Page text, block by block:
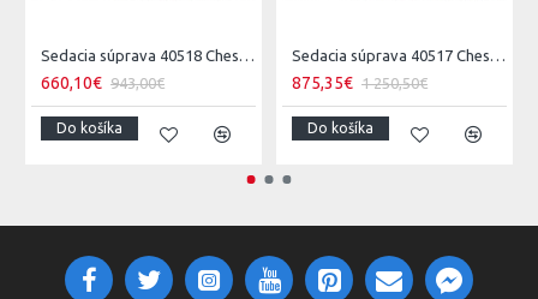
Sedacia súprava 40518 Chesterfield 2-sedenie Vintage Šedá Taupe
660,10€ 943,00€
Do košíka
Sedacia súprava 40517 Chesterfield 3-sedenie Vintage Šedá Taupe
875,35€ 1 250,50€
Do košíka